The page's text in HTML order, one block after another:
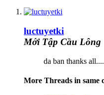
luctuyetki
Mới Tập Cầu Lông
da ban thanks
More Threads in same